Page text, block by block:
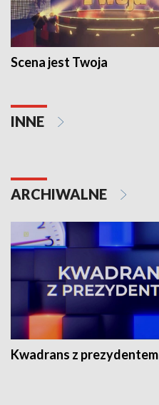
Scena jest Twoja
INNE
ARCHIWALNE
Kwadrans z prezydentem